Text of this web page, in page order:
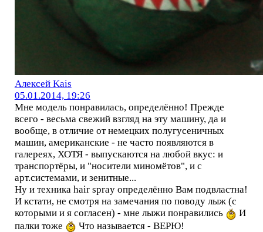
Алексей Kais
05.01.2014, 19:26
Мне модель понравилась, определённо! Прежде
всего - весьма свежий взгляд на эту машину, да и
вообще, в отличие от немецких полугусеничных
машин, американские - не часто появляются в
галереях, ХОТЯ - выпускаются на любой вкус: и
транспортёры, и "носители миномётов", и с
арт.системами, и зенитные...
Ну и техника hair spray определённо Вам подвластна!
И кстати, не смотря на замечания по поводу лыж (с
которыми и я согласен) - мне лыжи понравились
И
палки тоже
Что называется - ВЕРЮ!